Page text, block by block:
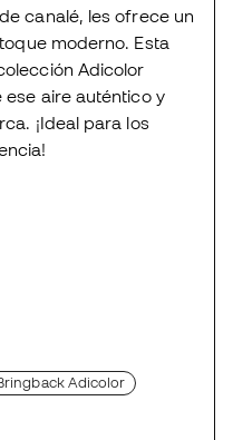
canalé, les ofrece un
moderno. Esta
Adicolor
aire auténtico y
¡Ideal para los
Adicolor